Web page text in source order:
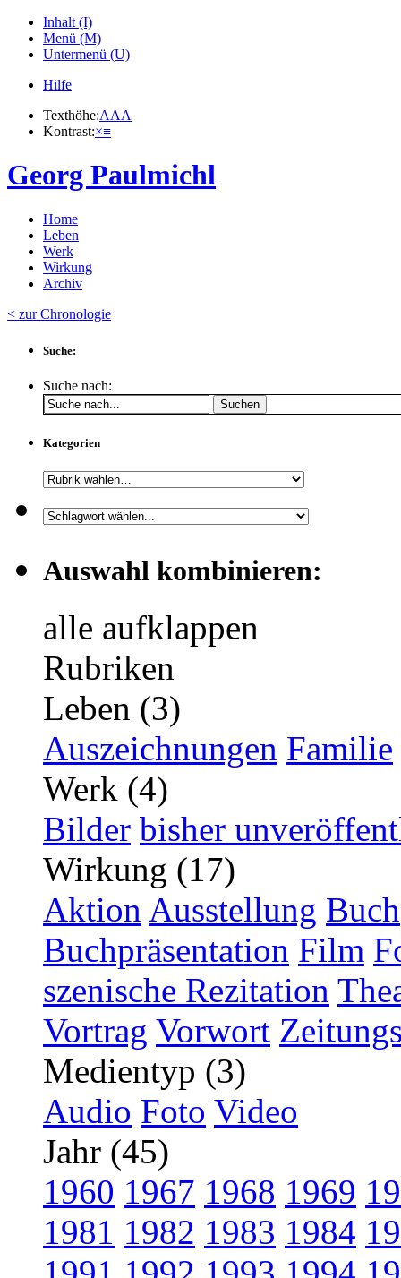
Inhalt (I)
Menü (M)
Untermenü (U)
Hilfe
Texthöhe:AAA
Kontrast:×≡
Georg Paulmichl
Home
Leben
Werk
Wirkung
Archiv
< zur Chronologie
Suche:
Suche nach:
Suchen
Kategorien
Auswahl kombinieren:
alle aufklappen
Rubriken
Leben (3)
Auszeichnungen Familie
Werk (4)
Bilder bisher
Wirkung (17)
Aktion Ausstellung Buch
Buchpräsentation Film
szenische Rezitation
Vortrag Vorwort
Medientyp (3)
Audio Foto Video
Jahr (45)
1960 1967 1968 1969
1981 1982 1983 1984